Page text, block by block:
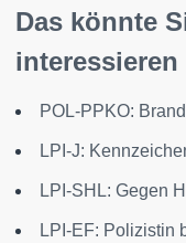
Das könnte
interessieren
POL-PPKO:
LPI-J:
LPI-SHL: Gegen
LPI-EF: Polizistin